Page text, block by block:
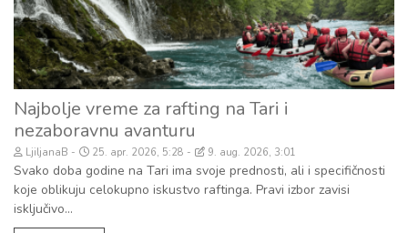
Najbolje vreme za rafting na Tari i
nezaboravnu avanturu
LjiljanaB 25. apr. 2026, 5:28 9. aug. 2026, 3:01
Svako doba godine na Tari ima svoje prednosti, ali i specifičnosti
koje oblikuju celokupno iskustvo raftinga. Pravi izbor zavisi
isključivo...